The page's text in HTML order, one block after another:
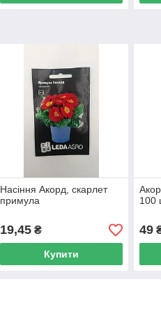
Насіння Акорд, скарлет
примула
19,45₴
Купити
100
49